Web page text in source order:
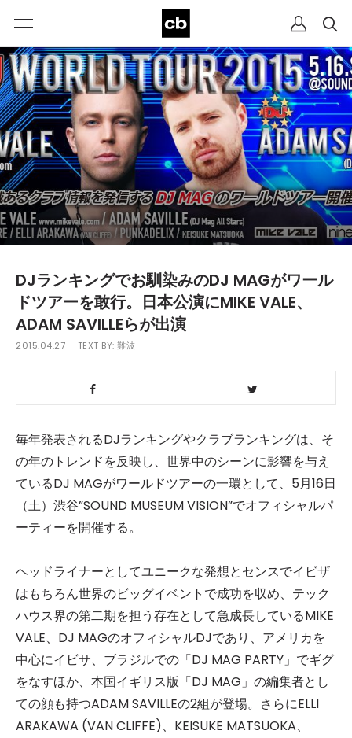
DJランキングでお馴染みのDJ MAGがワール
ドツアーを敢行。日本公演にMIKE VALE、
ADAM SAVILLEらが出演
2015.04.27 TEXT BY:難波
毎年発表されるDJランキングやクラブランキングは、そ
の年のトレンドを反映し、世界中のシーンに影響を与え
ているDJ MAGがワールドツアーの一環として、5月16日
（土）渋谷”SOUND MUSEUM VISION”でオフィシャルパ
ーティーを開催する。
ヘッドライナーとしてユニークな発想とセンスでイビザ
はもちろん世界のビッグイベントで成功を収め、テック
ハウス界の第二期を担う存在として急成長しているMIKE
VALE、DJ MAGのオフィシャルDJであり、アメリカを
中心にイビサ、ブラジルでの「DJ MAG PARTY」でギグ
をなすほか、本国イギリス版「DJ MAG」の編集者とし
ての顔も持つADAM SAVILLEの2組が登場。さらにELLI
ARAKAWA (VAN CLIFFE)、KEISUKE MATSUOKA、